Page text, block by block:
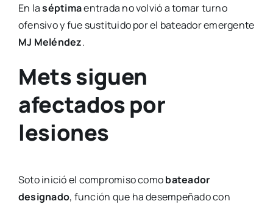
En laséptimaentrada no volvió a tomar turno
ofensivo y fue sustituido por el bateador emergente
MJ Meléndez.
Mets siguen
afectados por
lesiones
Soto inició el compromiso comobateador
designado, función que ha desempeñado con